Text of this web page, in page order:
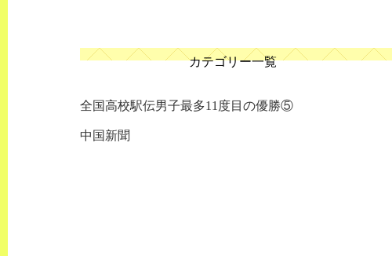
カテゴリー一覧
全国高校駅伝男子最多11度目の優勝⑤
中国新聞